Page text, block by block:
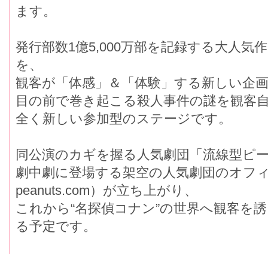
ます。
発行部数1億5,000万部を記録する大人気
を、
観客が「体感」＆「体験」する新しい企
目の前で巻き起こる殺人事件の謎を観客
全く新しい参加型のステージです。
同公演のカギを握る人気劇団「流線型ピ
劇中劇に登場する架空の人気劇団のオフ
peanuts.com）が立ち上がり、
これから“名探偵コナン”の世界へ観客を
る予定です。